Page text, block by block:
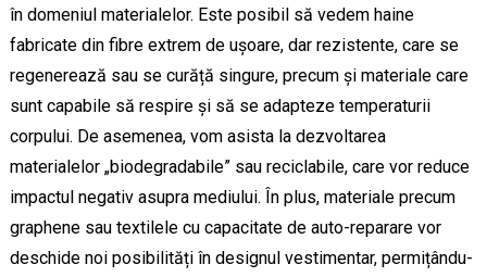
în domeniul materialelor. Este posibil să vedem haine
fabricate din fibre extrem de ușoare, dar rezistente, care se
regenerează sau se curăță singure, precum și materiale care
sunt capabile să respire și să se adapteze temperaturii
corpului. De asemenea, vom asista la dezvoltarea
materialelor „biodegradabile” sau reciclabile, care vor reduce
impactul negativ asupra mediului. În plus, materiale precum
graphene sau textilele cu capacitate de auto-reparare vor
deschide noi posibilități în designul vestimentar, permițându-